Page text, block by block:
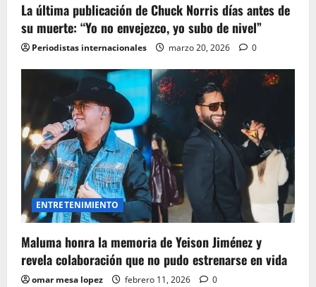
La última publicación de Chuck Norris días antes de
su muerte: “Yo no envejezco, yo subo de nivel”
Periodistas internacionales marzo 20, 2026 0
ENTRETENIMIENTO
Maluma honra la memoria de Yeison Jiménez y
revela colaboración que no pudo estrenarse en vida
omar mesa lopez febrero 11, 2026 0